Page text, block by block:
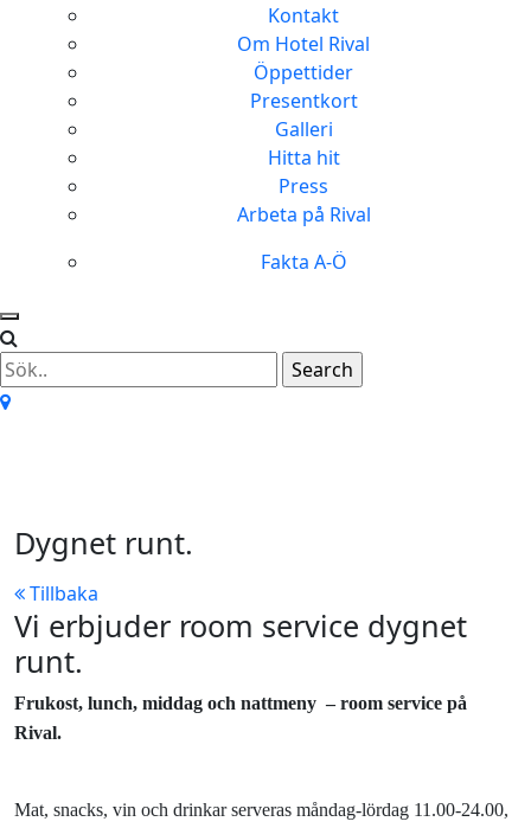
Kontakt
Om Hotel Rival
Öppettider
Presentkort
Galleri
Hitta hit
Press
Arbeta på Rival
Fakta A-Ö
Dygnet runt.
Tillbaka
Vi erbjuder room service dygnet
runt.
Frukost, lunch, middag och nattmeny – room service på
Rival.
Mat, snacks, vin och drinkar serveras måndag-lördag 11.00-24.00,